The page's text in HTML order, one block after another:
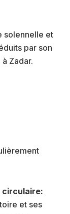
solennelle et
par son
Zadar.
circulaire:
et ses